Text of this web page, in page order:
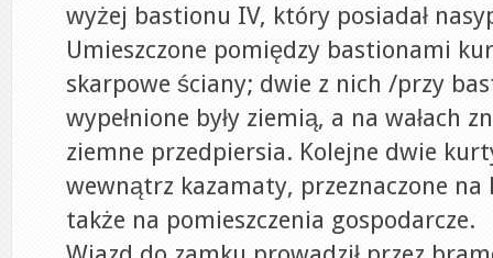
wyżej bastionu IV, który posiadał
Umieszczone pomiędzy bastionami
skarpowe ściany; dwie z nich /przy
wypełnione były ziemią, a na wałach
ziemne przedpiersia. Kolejne dwie
wewnątrz kazamaty, przeznaczone na
także na pomieszczenia gospodarcze.